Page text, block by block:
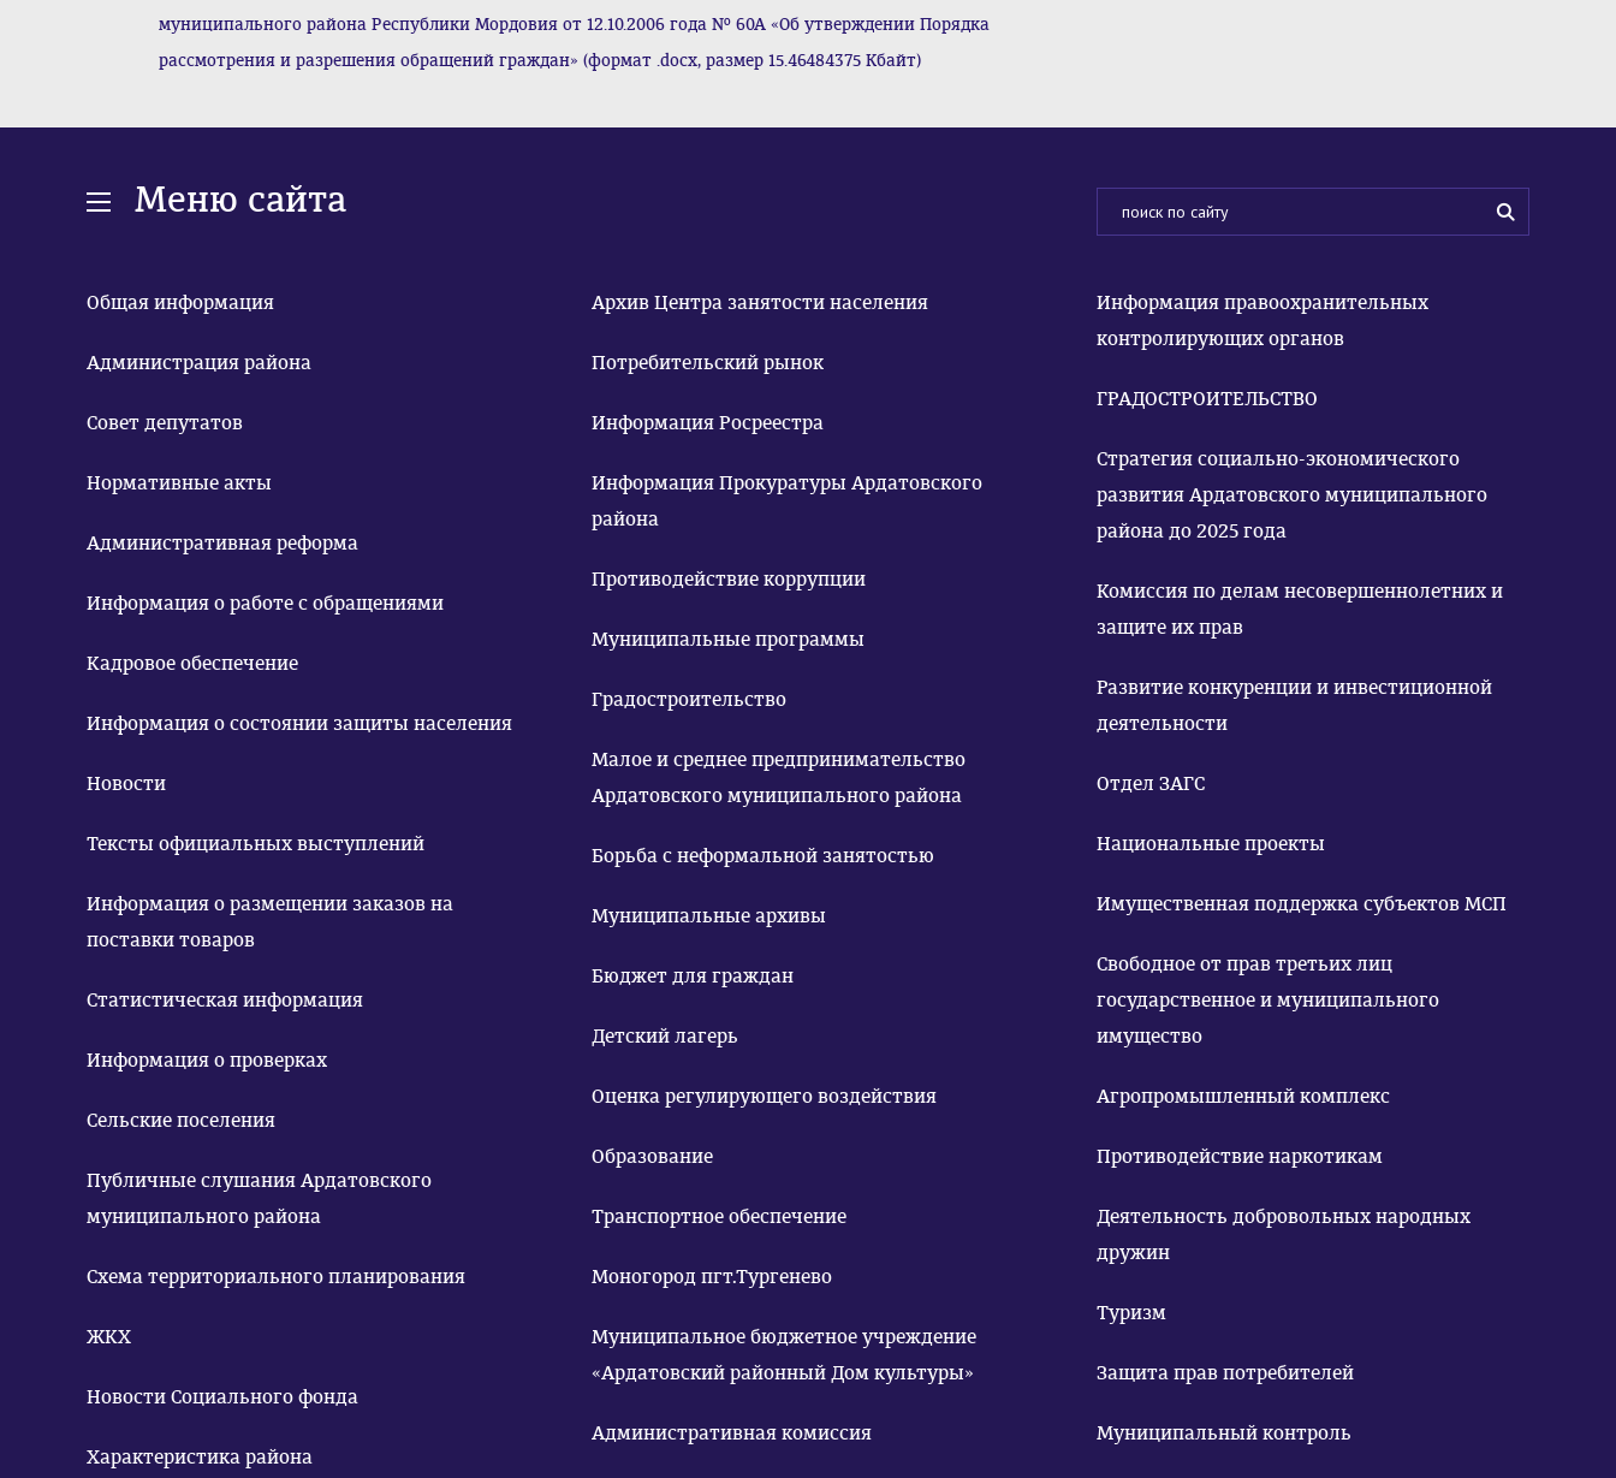
муниципального района Республики Мордовия от 12.10.2006 года № 60А «Об утверждении Порядка
рассмотрения и разрешения обращений граждан» (формат .docx, размер 15.46484375 Кбайт)
Меню сайта
Общая информация
Администрация района
Совет депутатов
Нормативные акты
Административная реформа
Информация о работе с обращениями
Кадровое обеспечение
Информация о состоянии защиты населения
Новости
Тексты официальных выступлений
Информация о размещении заказов на
поставки товаров
Статистическая информация
Информация о проверках
Сельские поселения
Публичные слушания Ардатовского
муниципального района
Схема территориального планирования
ЖКХ
Новости Социального фонда
Характеристика района
Архив Центра занятости населения
Потребительский рынок
Информация Росреестра
Информация Прокуратуры Ардатовского
района
Противодействие коррупции
Муниципальные программы
Градостроительство
Малое и среднее предпринимательство
Ардатовского муниципального района
Борьба с неформальной занятостью
Муниципальные архивы
Бюджет для граждан
Детский лагерь
Оценка регулирующего воздействия
Образование
Транспортное обеспечение
Моногород пгт.Тургенево
Муниципальное бюджетное учреждение
«Ардатовский районный Дом культуры»
Административная комиссия
Информация правоохранительных
контролирующих органов
ГРАДОСТРОИТЕЛЬСТВО
Стратегия социально-экономического
развития Ардатовского муниципального
района до 2025 года
Комиссия по делам несовершеннолетних и
защите их прав
Развитие конкуренции и инвестиционной
деятельности
Отдел ЗАГС
Национальные проекты
Имущественная поддержка субъектов МСП
Свободное от прав третьих лиц
государственное и муниципального
имущество
Агропромышленный комплекс
Противодействие наркотикам
Деятельность добровольных народных
дружин
Туризм
Защита прав потребителей
Муниципальный контроль